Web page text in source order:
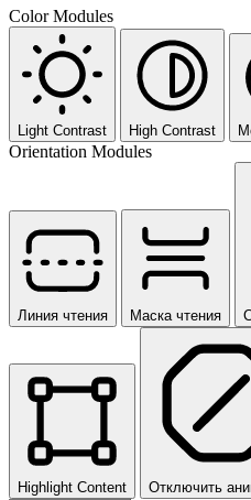
Color Modules
Light Contrast High Contrast
Orientation Modules
Линия чтения Маска чтения
Highlight Content Отключить